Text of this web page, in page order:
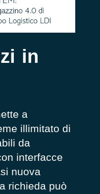
in
a
illimitato di
da
interfacce
nuova
richieda può